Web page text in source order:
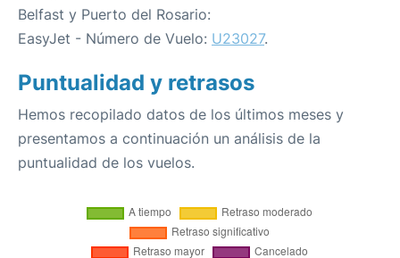
Belfast y Puerto del Rosario:
EasyJet - Número de Vuelo: U23027.
Puntualidad y retrasos
Hemos recopilado datos de los últimos meses y
presentamos a continuación un análisis de la
puntualidad de los vuelos.